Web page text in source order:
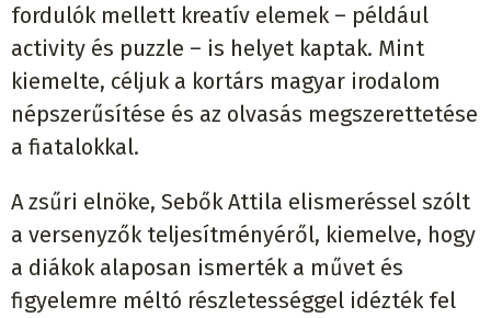
fordulók mellett kreatív elemek – például
activity és puzzle – is helyet kaptak. Mint
kiemelte, céljuk a kortárs magyar irodalom
népszerűsítése és az olvasás megszerettetése
a fiatalokkal.
A zsűri elnöke, Sebők Attila elismeréssel szólt
a versenyzők teljesítményéről, kiemelve, hogy
a diákok alaposan ismerték a művet és
figyelemre méltó részletességgel idézték fel